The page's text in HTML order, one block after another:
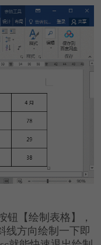
钮【绘制表格】，
线方向绘制一下即